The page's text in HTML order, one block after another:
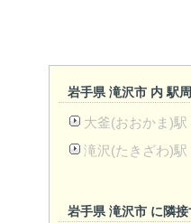
岩手県 滝沢市 内 駅
大釜(おおかま)
滝沢(たきざわ)駅
岩手県 滝沢市 に隣